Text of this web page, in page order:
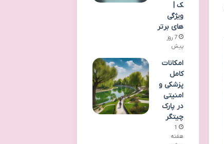
ک |
ویژگی
های برتر
7 روز
پیش
امکانات
کامل
پزشکی و
امنیتی
در پارک
چیتگر
1
هفته